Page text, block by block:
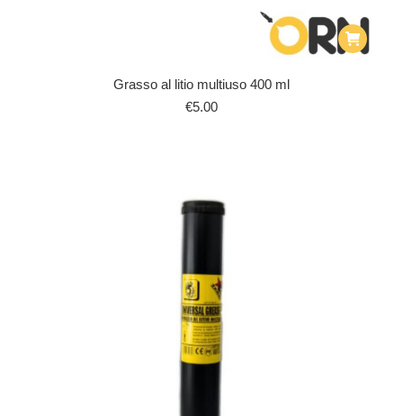
Grasso al litio multiuso 400 ml
€5.00